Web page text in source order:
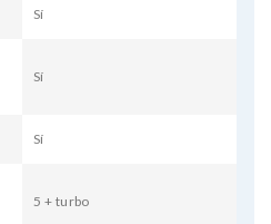
Sí
Sí
Sí
5 + turbo